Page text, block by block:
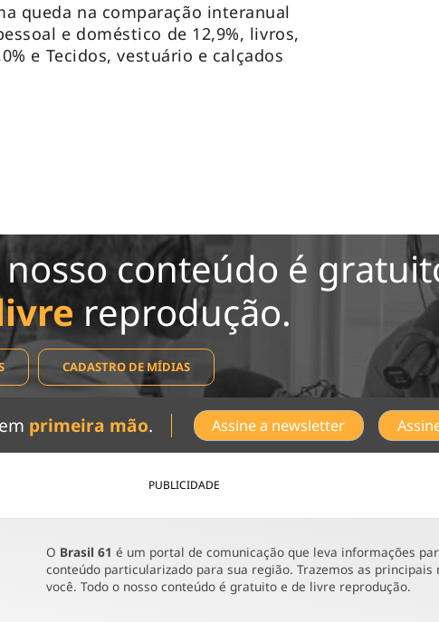
queda na comparação interanual
e doméstico de 12,9%, livros,
e Tecidos, vestuário e calçados
conteúdo é
reprodução.
CADASTRO DE MÍDIAS
primeira mão. Assine a newsletter
PUBLICIDADE
O Brasil 61 é um portal de comunicação que leva informações
conteúdo particularizado para sua região. Trazemos as
você. Todo o nosso conteúdo é gratuito e de livre reprodução.